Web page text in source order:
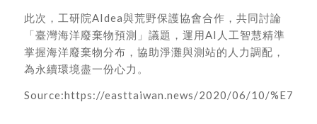
此次，工研院AIdea與荒野保護協會合作，共同討論
「臺灣海洋廢棄物預測」議題，運用AI人工智慧精準
掌握海洋廢棄物分布，協助淨灘與測站的人力調配，
為永續環境盡一份心力。
Source:https://easttaiwan.news/2020/06/10/